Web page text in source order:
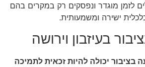
לזמן מוגדר ונפסקים רק במקרים בהם
ישירה ומשמעותית.
בעיזבון וירושה
בציבור יכולה להיות זכאית לתמיכה